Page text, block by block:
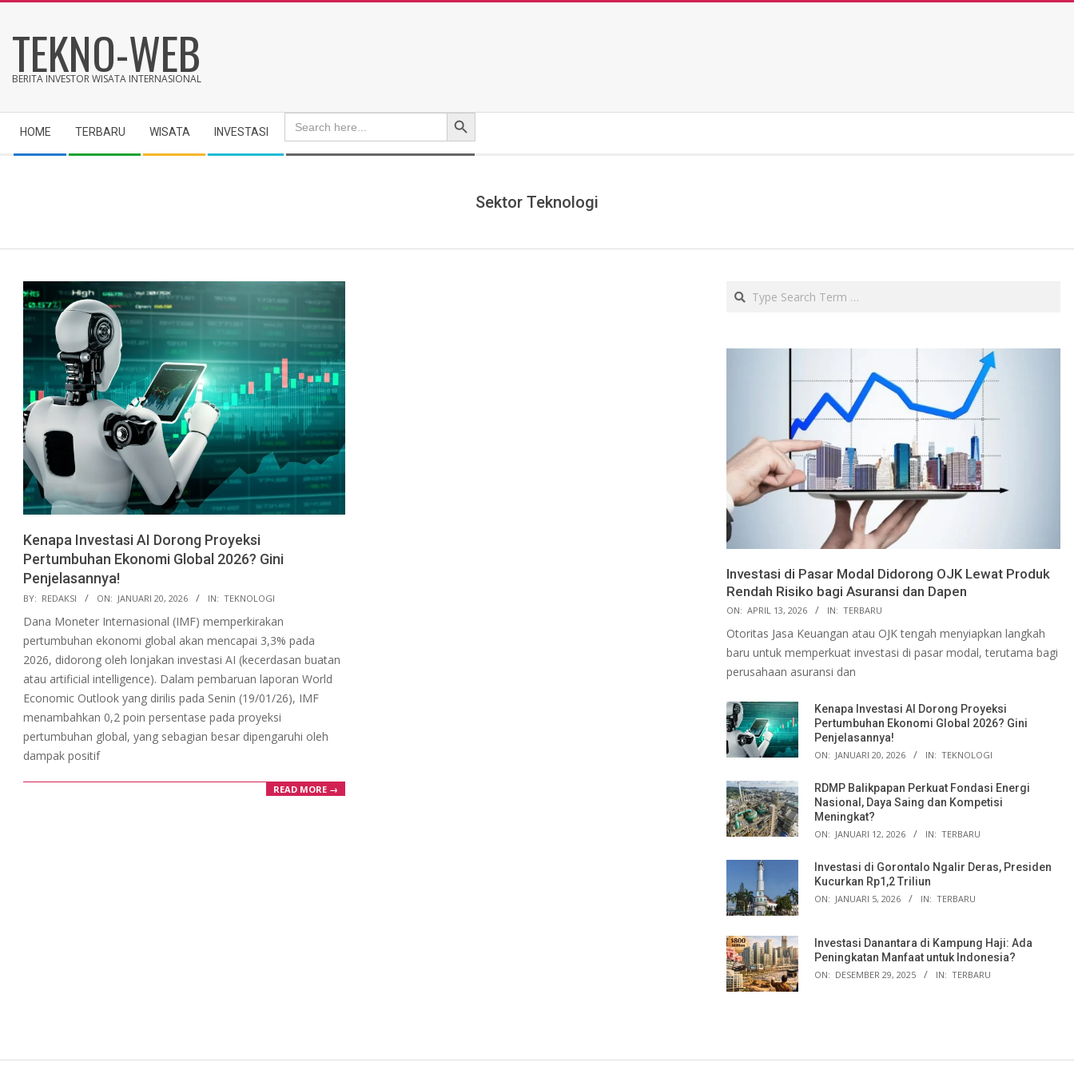
content
TEKNO-WEB
BERITA INVESTOR WISATA INTERNASIONAL
Navigation
Menu
HOME TERBARU WISATA INVESTASI
Search
for:
Search Button
Sektor Teknologi
Kenapa Investasi AI Dorong Proyeksi
Pertumbuhan Ekonomi Global 2026? Gini
Penjelasannya!
2026-
01-
20
BY: REDAKSI ON: JANUARI 20, 2026 IN: TEKNOLOGI
Dana Moneter Internasional (IMF) memperkirakan
pertumbuhan ekonomi global akan mencapai 3,3% pada
2026, didorong oleh lonjakan investasi AI (kecerdasan buatan
atau artificial intelligence). Dalam pembaruan laporan World
Economic Outlook yang dirilis pada Senin (19/01/26), IMF
menambahkan 0,2 poin persentase pada proyeksi
pertumbuhan global, yang sebagian besar dipengaruhi oleh
dampak positif
READ MORE →
Search
Investasi di Pasar Modal Didorong OJK Lewat Produk
Rendah Risiko bagi Asuransi dan Dapen
ON: APRIL 13, 2026 IN: TERBARU
Otoritas Jasa Keuangan atau OJK tengah menyiapkan langkah
baru untuk memperkuat investasi di pasar modal, terutama bagi
perusahaan asuransi dan
Kenapa Investasi AI Dorong Proyeksi
Pertumbuhan Ekonomi Global 2026? Gini
Penjelasannya!
ON: JANUARI 20, 2026 IN: TEKNOLOGI
RDMP Balikpapan Perkuat Fondasi Energi
Nasional, Daya Saing dan Kompetisi
Meningkat?
ON: JANUARI 12, 2026 IN: TERBARU
Investasi di Gorontalo Ngalir Deras, Presiden
Kucurkan Rp1,2 Triliun
ON: JANUARI 5, 2026 IN: TERBARU
Investasi Danantara di Kampung Haji: Ada
Peningkatan Manfaat untuk Indonesia?
ON: DESEMBER 29, 2025 IN: TERBARU